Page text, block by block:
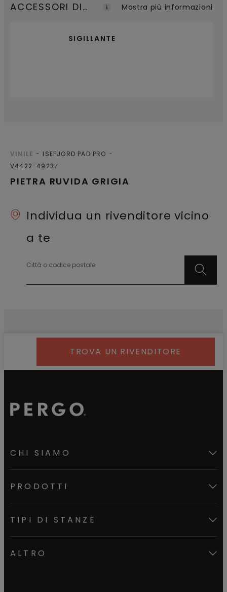
ACCESSORI DI
SIGILLANTE
Mostra più informazioni
PIETRA RUVIDA GRIGIA
VINILE
ISEFJORD PAD PRO
V4422-49237
Individua un rivenditore vicino
a te
Città o codice postale
TROVA UN RIVENDITORE
CHI SIAMO
PRODOTTI
TIPI DI STANZE
ALTRO